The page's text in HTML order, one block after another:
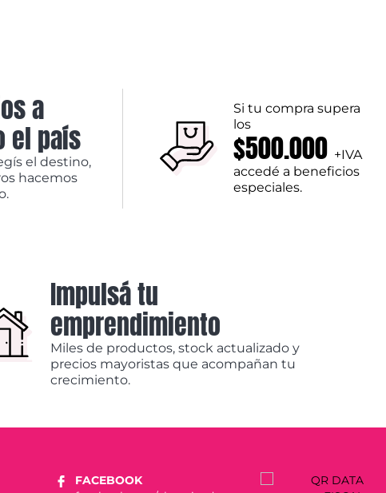
a
el país
el destino,
hacemos
Si tu compra supera
los
$500.000 +IVA
accedé a beneficios
especiales.
Impulsá tu
emprendimiento
Miles de productos, stock actualizado y
precios mayoristas que acompañan tu
crecimiento.
FACEBOOK